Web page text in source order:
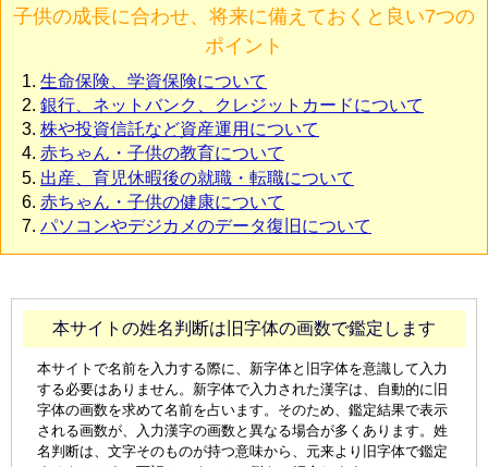
子供の成長に合わせ、将来に備えておくと良い7つの
ポイント
生命保険、学資保険について
銀行、ネットバンク、クレジットカードについて
株や投資信託など資産運用について
赤ちゃん・子供の教育について
出産、育児休暇後の就職・転職について
赤ちゃん・子供の健康について
パソコンやデジカメのデータ復旧について
本サイトの姓名判断は旧字体の画数で鑑定します
本サイトで名前を入力する際に、新字体と旧字体を意識して入力
する必要はありません。新字体で入力された漢字は、自動的に旧
字体の画数を求めて名前を占います。そのため、鑑定結果で表示
される画数が、入力漢字の画数と異なる場合が多くあります。姓
名判断は、文字そのものが持つ意味から、元来より旧字体で鑑定